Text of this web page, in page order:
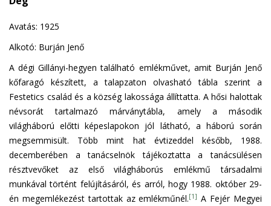
Avatás: 1925
Alkotó: Burján Jenő
A dégi Gillányi-hegyen található emlékművet, amit Burján Jenő
kőfaragó készített, a talapzaton olvasható tábla szerint a
Festetics család és a község lakossága állíttatta. A hősi halottak
névsorát tartalmazó márványtábla, amely a második
világháború előtti képeslapokon jól látható, a háború során
megsemmisült. Több mint hat évtizeddel később, 1988.
decemberében a tanácselnök tájékoztatta a tanácsülésen
résztvevőket az első világháborús emlékmű társadalmi
munkával történt felújításáról, és arról, hogy 1988. október 29-
én megemlékezést tartottak az emlékműnél.[1] A Fejér Megyei